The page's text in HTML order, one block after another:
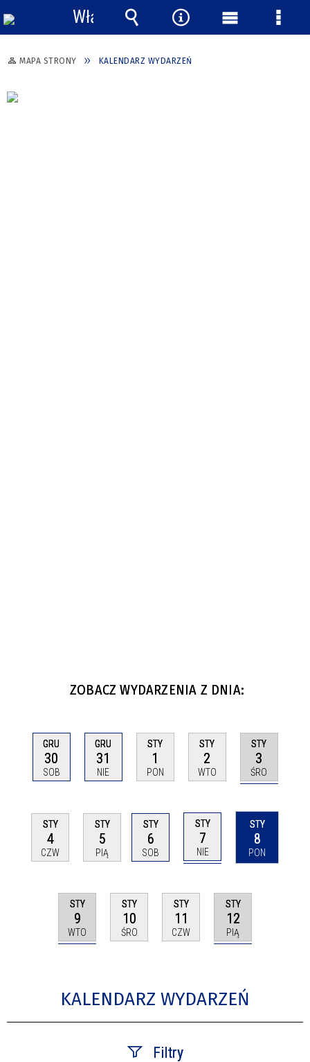
MAPA STRONY KALENDARZ WYDARZEŃ
ZOBACZ WYDARZENIA Z DNIA:
GRU
30
SOB
GRU
31
NIE
STY
1
PON
STY
2
WTO
STY
3
ŚRO
STY
4
CZW
STY
5
PIĄ
STY
6
SOB
STY
7
NIE
STY
8
PON
STY
9
WTO
STY
10
ŚRO
STY
11
CZW
STY
12
PIĄ
KALENDARZ WYDARZEŃ
Filtry
Włącz
powiadomienia
Wyszukiwarka
Narzędzia
Menu Menu